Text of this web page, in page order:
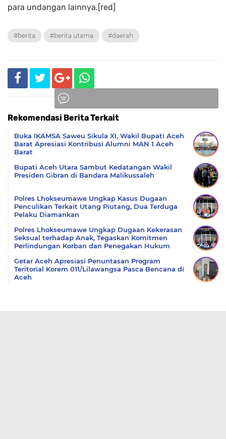
para undangan lainnya.[red]
#berita #berita utama #daerah
Rekomendasi Berita Terkait
Buka IKAMSA Saweu Sikula XI, Wakil Bupati Aceh
Barat Apresiasi Kontribusi Alumni MAN 1 Aceh
Barat
Bupati Aceh Utara Sambut Kedatangan Wakil
Presiden Gibran di Bandara Malikussaleh
Polres Lhokseumawe Ungkap Kasus Dugaan
Penculikan Terkait Utang Piutang, Dua Terduga
Pelaku Diamankan
Polres Lhokseumawe Ungkap Dugaan Kekerasan
Seksual terhadap Anak, Tegaskan Komitmen
Perlindungan Korban dan Penegakan Hukum
Getar Aceh Apresiasi Penuntasan Program
Teritorial Korem 011/Lilawangsa Pasca Bencana di
Aceh